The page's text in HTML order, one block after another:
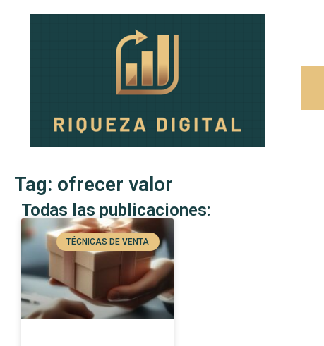
Tag: ofrecer valor
Todas las publicaciones:
TÉCNICAS DE VENTA